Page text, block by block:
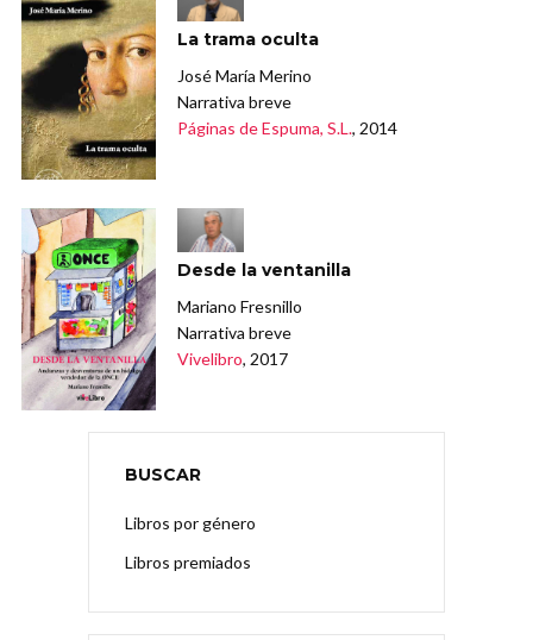
La trama oculta
José María Merino
Narrativa breve
Páginas de Espuma, S.L., 2014
Desde la ventanilla
Mariano Fresnillo
Narrativa breve
Vivelibro, 2017
BUSCAR
Libros por género
Libros premiados